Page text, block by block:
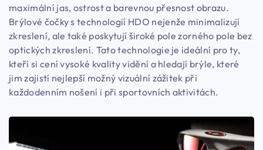
maximální jas, ostrost a barevnou přesnost obrazu.
Brýlové čočky s technologií HDO nejenže minimalizují
zkreslení, ale také poskytují široké pole zorného pole bez
optických zkreslení. Tato technologie je ideální pro ty,
kteří si cení vysoké kvality vidění a hledají brýle, které
jim zajistí nejlepší možný vizuální zážitek při
každodenním nošení i při sportovních aktivitách.